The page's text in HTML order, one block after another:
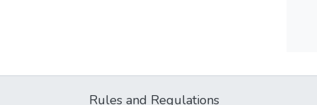
Rules and Regulations